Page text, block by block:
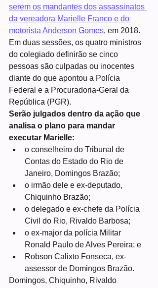
serem os mandantes dos assassinatos
da vereadora Marielle Franco e do
motorista Anderson Gomes, em 2018.
Em duas sessões, os quatro ministros
do colegiado definirão se cinco
pessoas são culpadas ou inocentes
diante do que apontou a Polícia
Federal e a Procuradoria-Geral da
República (PGR).
Serão julgados dentro da ação que
analisa o plano para mandar
executar Marielle:
o conselheiro do Tribunal de
Contas do Estado do Rio de
Janeiro, Domingos Brazão;
o irmão dele e ex-deputado,
Chiquinho Brazão;
o delegado e ex-chefe da Polícia
Civil do Rio, Rivaldo Barbosa;
o ex-major da polícia Militar
Ronald Paulo de Alves Pereira; e
Robson Calixto Fonseca, ex-
assessor de Domingos Brazão.
Domingos, Chiquinho, Rivaldo